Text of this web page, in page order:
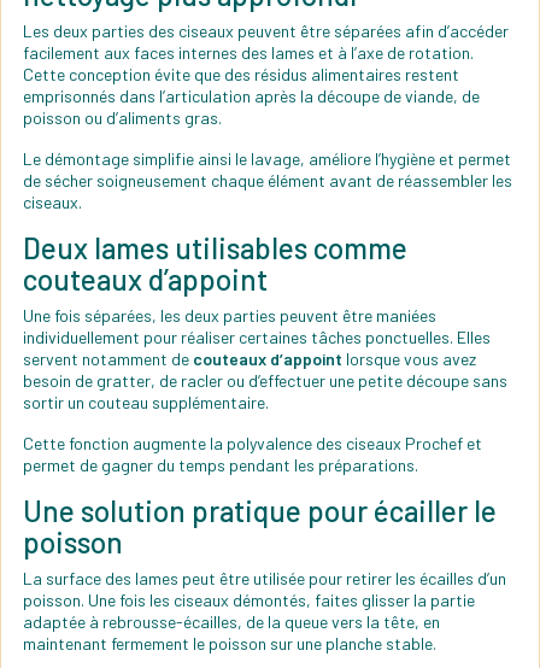
Les deux parties des ciseaux peuvent être séparées afin d’accéder
facilement aux faces internes des lames et à l’axe de rotation.
Cette conception évite que des résidus alimentaires restent
emprisonnés dans l’articulation après la découpe de viande, de
poisson ou d’aliments gras.
Le démontage simplifie ainsi le lavage, améliore l’hygiène et permet
de sécher soigneusement chaque élément avant de réassembler les
ciseaux.
Deux lames utilisables comme
couteaux d’appoint
Une fois séparées, les deux parties peuvent être maniées
individuellement pour réaliser certaines tâches ponctuelles. Elles
servent notamment de couteaux d’appoint lorsque vous avez
besoin de gratter, de racler ou d’effectuer une petite découpe sans
sortir un couteau supplémentaire.
Cette fonction augmente la polyvalence des ciseaux Prochef et
permet de gagner du temps pendant les préparations.
Une solution pratique pour écailler le
poisson
La surface des lames peut être utilisée pour retirer les écailles d’un
poisson. Une fois les ciseaux démontés, faites glisser la partie
adaptée à rebrousse-écailles, de la queue vers la tête, en
maintenant fermement le poisson sur une planche stable.